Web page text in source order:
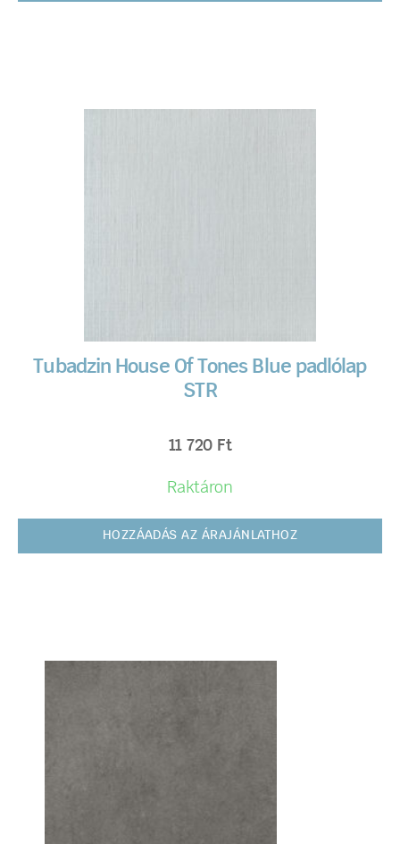
Tubadzin House Of Tones Blue padlólap
STR
11 720 Ft
Raktáron
HOZZÁADÁS AZ ÁRAJÁNLATHOZ